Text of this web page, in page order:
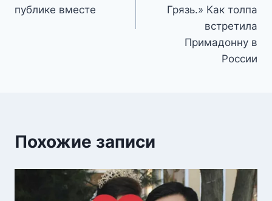
публике вместе
Грязь.» Как толпа
встретила
Примадонну в
России
Похожие записи